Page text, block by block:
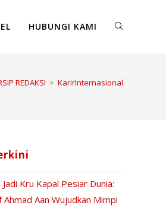
HUBUNGI KAMI
REDAKSI > KarirInternasional
Jadi Kru Kapal Pesiar Dunia:
Aan Wujudkan Mimpi